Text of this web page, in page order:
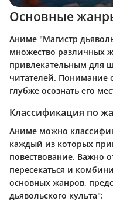
Основные
Аниме "Магистр
множество различных
привлекательным для
читателей. Понимание
глубже осознать его
Классификация по
Аниме можно
каждый из которых
повествование. Важно
пересекаться и
основных жанров,
дьявольского культа":